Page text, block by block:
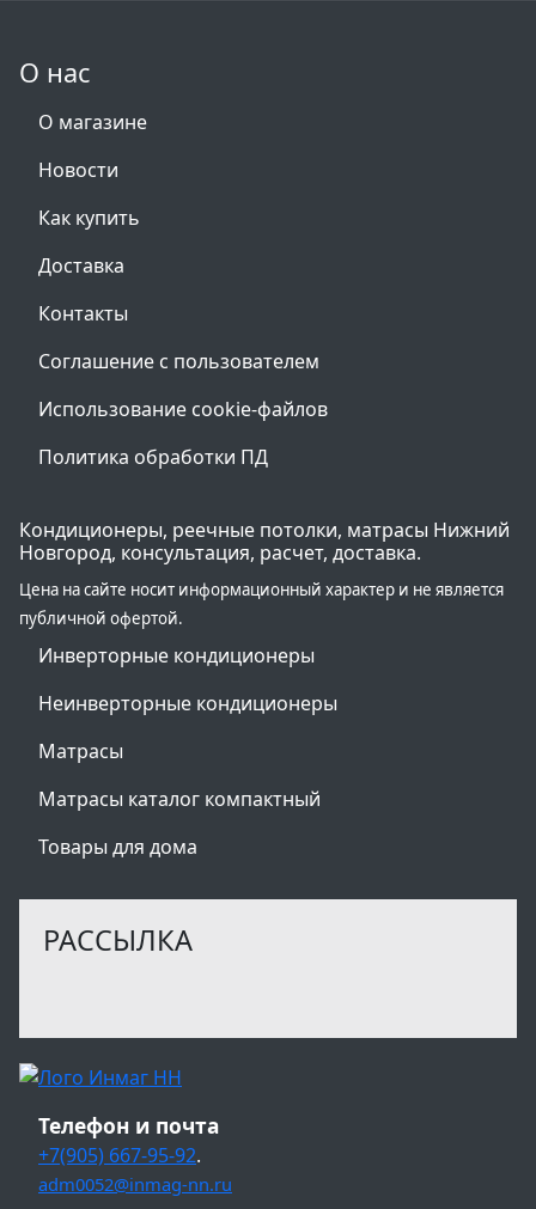
О нас
О магазине
Новости
Как купить
Доставка
Контакты
Соглашение с пользователем
Использование cookie-файлов
Политика обработки ПД
Кондиционеры, реечные потолки, матрасы Нижний
Новгород, консультация, расчет, доставка.
Цена на сайте носит информационный характер и не является
публичной офертой.
Инверторные кондиционеры
Неинверторные кондиционеры
Матрасы
Матрасы каталог компактный
Товары для дома
РАССЫЛКА
Телефон и почта
+7(905) 667-95-92.
adm0052@inmag-nn.ru